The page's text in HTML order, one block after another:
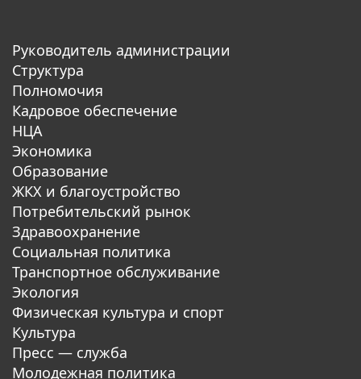
Руководитель администрации
Структура
Полномочия
Кадровое обеспечение
НЦА
Экономика
Образование
ЖКХ и благоустройство
Потребительский рынок
Здравоохранение
Социальная политика
Транспортное обслуживание
Экология
Физическая культура и спорт
Культура
Пресс — служба
Молодежная политика